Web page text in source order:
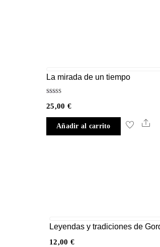
La mirada de un tiempo
con
5.00
de 5
25,00 €
Añadir al carrito
Leyendas y tradiciones de
12,00 €